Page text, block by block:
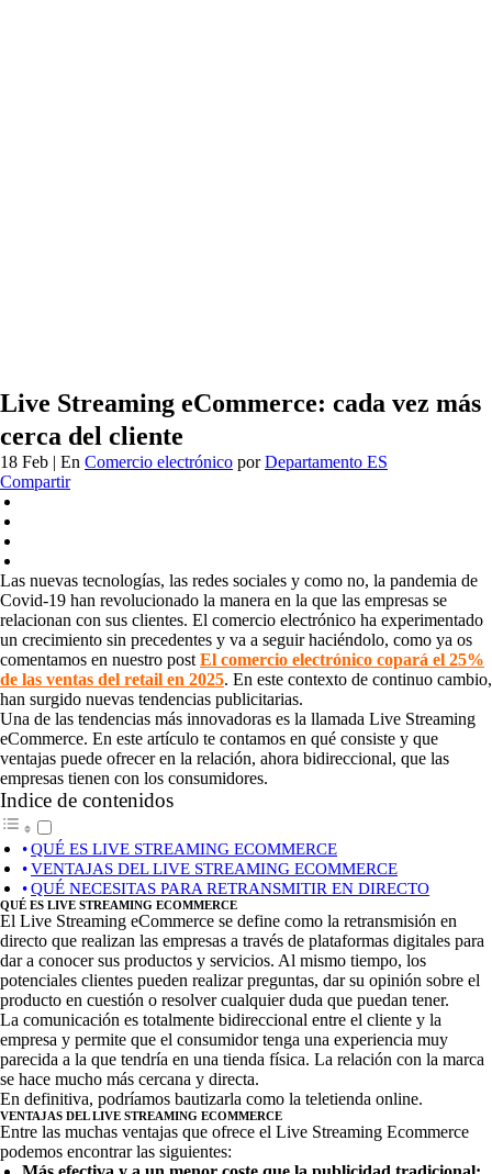
Live Streaming eCommerce: cada vez más
cerca del cliente
18 Feb | En Comercio electrónico porDepartamento ES
Compartir
Las nuevas tecnologías, las redes sociales y como no, la pandemia de
Covid-19 han revolucionado la manera en la que las empresas se
relacionan con sus clientes. El comercio electrónico ha experimentado
un crecimiento sin precedentes y va a seguir haciéndolo, como ya os
comentamos en nuestro post El comercio electrónico copará el 25%
de las ventas del retail en 2025. En este contexto de continuo cambio,
han surgido nuevas tendencias publicitarias.
Una de las tendencias más innovadoras es la llamada Live Streaming
eCommerce. En este artículo te contamos en qué consiste y que
ventajas puede ofrecer en la relación, ahora bidireccional, que las
empresas tienen con los consumidores.
Indice de contenidos
QUÉ ES LIVE STREAMING ECOMMERCE
VENTAJAS DEL LIVE STREAMING ECOMMERCE
QUÉ NECESITAS PARA RETRANSMITIR EN DIRECTO
QUÉ ES LIVE STREAMING ECOMMERCE
El Live Streaming eCommerce se define como la retransmisión en
directo que realizan las empresas a través de plataformas digitales para
dar a conocer sus productos y servicios. Al mismo tiempo, los
potenciales clientes pueden realizar preguntas, dar su opinión sobre el
producto en cuestión o resolver cualquier duda que puedan tener.
La comunicación es totalmente bidireccional entre el cliente y la
empresa y permite que el consumidor tenga una experiencia muy
parecida a la que tendría en una tienda física. La relación con la marca
se hace mucho más cercana y directa.
En definitiva, podríamos bautizarla como la teletienda online.
VENTAJAS DEL LIVE STREAMING ECOMMERCE
Entre las muchas ventajas que ofrece el Live Streaming Ecommerce
podemos encontrar las siguientes: